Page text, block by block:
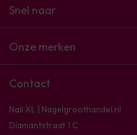
Snel naar
Onze merken
Contact
Nail XL | Nagelgroothandel.nl
Diamantstraat 1 C